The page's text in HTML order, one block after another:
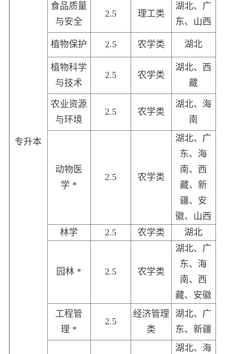
专升本
食品质量
与安全
2.5 理工类
湖北、广
东、山西
植物保护 2.5 农学类 湖北
植物科学
与技术
2.5 农学类
湖北、西
藏
农业资源
与环境
2.5 农学类
湖北、海
南
动物医
学 *
2.5 农学类
湖北、广
东、海
南、西
藏、新
疆、安
徽、山西
林学
2.5 农学类 湖北
园林 * 2.5 农学类
湖北、广
东、海
南、西
藏、安徽
工程管
理 *
2.5
经济管理
类
湖北、广
东、新疆
湖北、海